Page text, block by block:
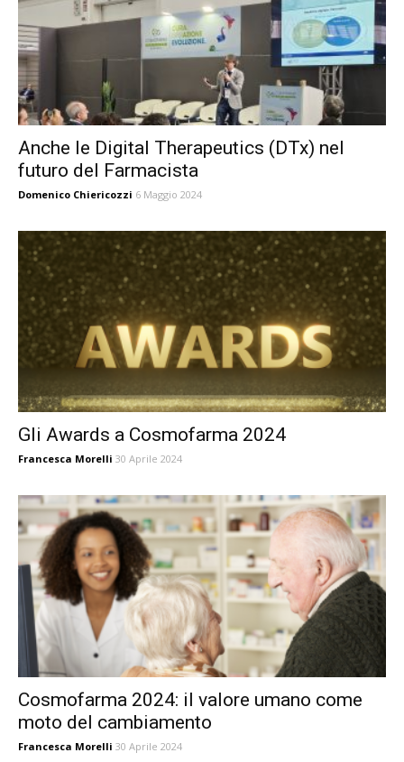
Anche le Digital Therapeutics (DTx) nel
futuro del Farmacista
Domenico Chiericozzi 6 Maggio 2024
Gli Awards a Cosmofarma 2024
Francesca Morelli 30 Aprile 2024
Cosmofarma 2024: il valore umano come
moto del cambiamento
Francesca Morelli 30 Aprile 2024